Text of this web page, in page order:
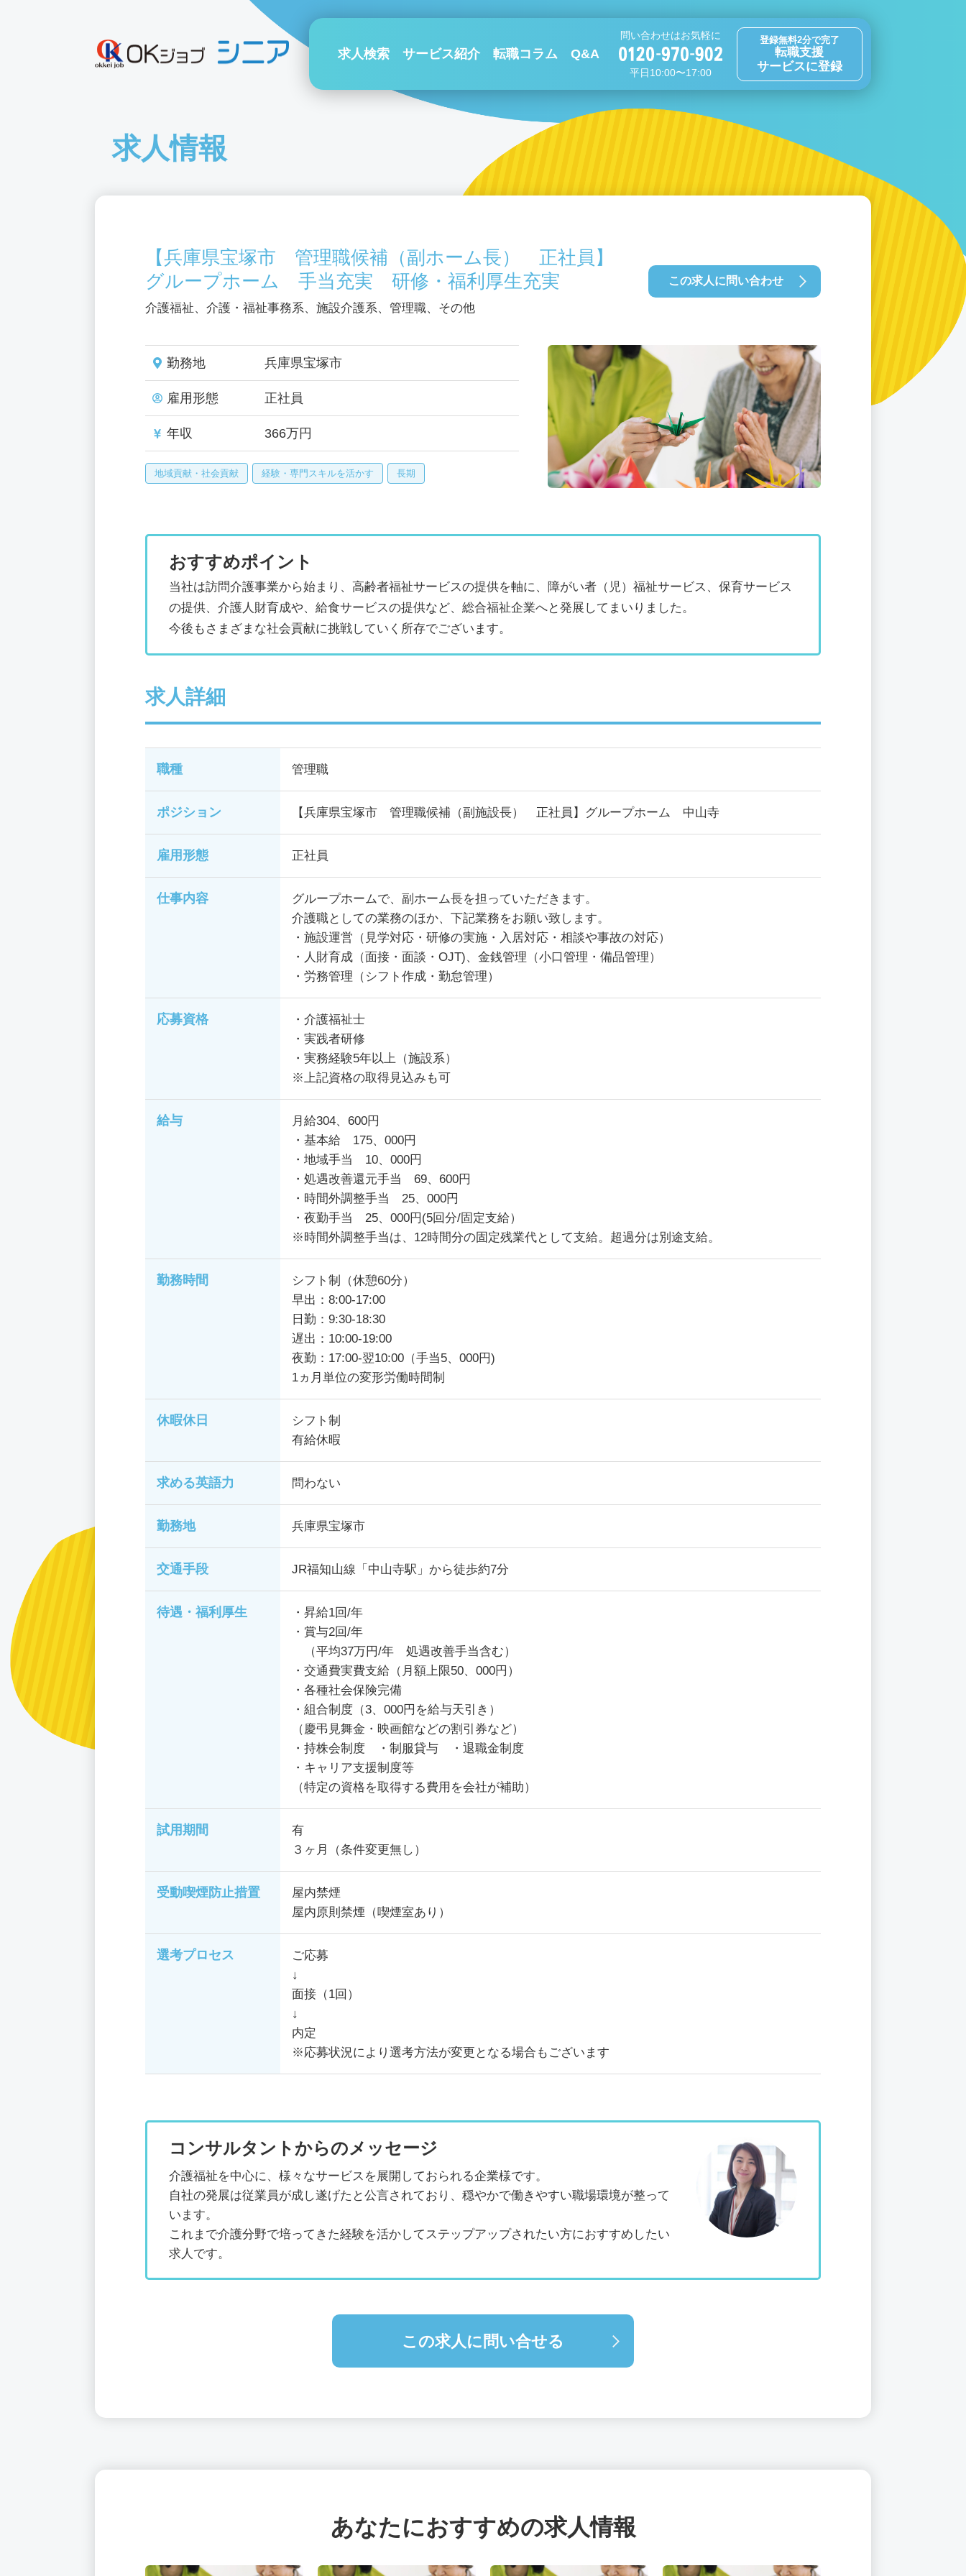
求人検索 サービス紹介 転職コラム Q&A
問い合わせはお気軽に
平日10:00〜17:00
登録無料2分で完了
転職支援
サービスに登録
求人情報
【兵庫県宝塚市 管理職候補（副ホーム長） 正社員】
グループホーム 手当充実 研修・福利厚生充実
介護福祉、介護・福祉事務系、施設介護系、管理職、その他
この求人に問い合わせ
勤務地 兵庫県宝塚市
雇用形態 正社員
年収 366万円
地域貢献・社会貢献 経験・専門スキルを活かす 長期
おすすめポイント
当社は訪問介護事業から始まり、高齢者福祉サービスの提供を軸に、障がい者（児）福祉サービス、保育サービス
の提供、介護人財育成や、給食サービスの提供など、総合福祉企業へと発展してまいりました。
今後もさまざまな社会貢献に挑戦していく所存でございます。
求人詳細
職種 管理職
ポジション 【兵庫県宝塚市 管理職候補（副施設長） 正社員】グループホーム 中山寺
雇用形態 正社員
仕事内容
グループホームで、副ホーム長を担っていただきます。
介護職としての業務のほか、下記業務をお願い致します。
・施設運営（見学対応・研修の実施・入居対応・相談や事故の対応）
・人財育成（面接・面談・OJT)、金銭管理（小口管理・備品管理）
・労務管理（シフト作成・勤怠管理）
応募資格
・介護福祉士
・実践者研修
・実務経験5年以上（施設系）
※上記資格の取得見込みも可
給与
月給304、600円
・基本給 175、000円
・地域手当 10、000円
・処遇改善還元手当 69、600円
・時間外調整手当 25、000円
・夜勤手当 25、000円(5回分/固定支給）
※時間外調整手当は、12時間分の固定残業代として支給。超過分は別途支給。
勤務時間
シフト制（休憩60分）
早出：8:00-17:00
日勤：9:30-18:30
遅出：10:00-19:00
夜勤：17:00-翌10:00（手当5、000円)
1ヵ月単位の変形労働時間制
休暇休日
シフト制
有給休暇
求める英語力 問わない
勤務地 兵庫県宝塚市
交通手段 JR福知山線「中山寺駅」から徒歩約7分
待遇・福利厚生
・昇給1回/年
・賞与2回/年
（平均37万円/年 処遇改善手当含む）
・交通費実費支給（月額上限50、000円）
・各種社会保険完備
・組合制度（3、000円を給与天引き）
（慶弔見舞金・映画館などの割引券など）
・持株会制度 ・制服貸与 ・退職金制度
・キャリア支援制度等
（特定の資格を取得する費用を会社が補助）
試用期間
有
３ヶ月（条件変更無し）
受動喫煙防止措置
屋内禁煙
屋内原則禁煙（喫煙室あり）
選考プロセス
ご応募
↓
面接（1回）
↓
内定
※応募状況により選考方法が変更となる場合もございます
コンサルタントからのメッセージ
介護福祉を中心に、様々なサービスを展開しておられる企業様です。
自社の発展は従業員が成し遂げたと公言されており、穏やかで働きやすい職場環境が整って
います。
これまで介護分野で培ってきた経験を活かしてステップアップされたい方におすすめしたい
求人です。
この求人に問い合せる
あなたにおすすめの求人情報